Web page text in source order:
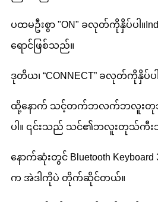
ပထမဦးစွာ "ON" ခလုတ်ကိုနှိပ်ပါ။
ရောင်ဖြစ်သည်။
ဒုတိယ၊ “CONNECT” ခလုတ်ကိုနှိပ်ပ
ထို့နောက် သင့်တက်ဘလက်ဘလူးတု
ပါ။ ၎င်းသည် သင်၏ဘလူးတုသ်ကီ
နောက်ဆုံးတွင် Bluetooth
က အဲဒါကိုပဲ တိုက်ဆိုင်တယ်။